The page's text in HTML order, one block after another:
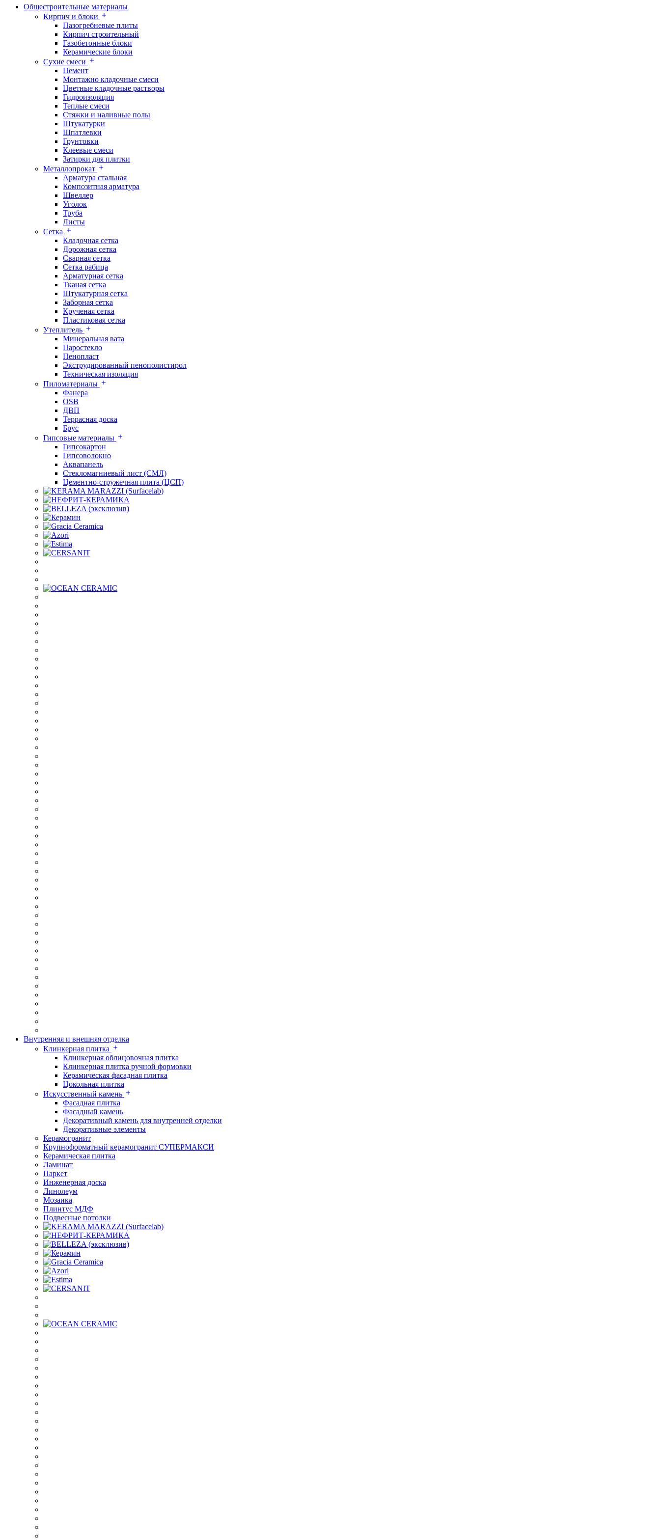
Общестроительные материалы
Кирпич и блоки
Пазогребневые плиты
Кирпич строительный
Газобетонные блоки
Керамические блоки
Сухие смеси
Цемент
Монтажно кладочные смеси
Цветные кладочные растворы
Гидроизоляция
Теплые смеси
Стяжки и наливные полы
Штукатурки
Шпатлевки
Грунтовки
Клеевые смеси
Затирки для плитки
Металлопрокат
Арматура стальная
Композитная арматура
Швеллер
Уголок
Труба
Листы
Сетка
Кладочная сетка
Дорожная сетка
Сварная сетка
Сетка рабица
Арматурная сетка
Тканая сетка
Штукатурная сетка
Заборная сетка
Крученая сетка
Пластиковая сетка
Утеплитель
Минеральная вата
Паростекло
Пенопласт
Экструдированный пенополистирол
Техническая изоляция
Пиломатериалы
Фанера
OSB
ДВП
Террасная доска
Брус
Гипсовые материалы
Гипсокартон
Гипсоволокно
Аквапанель
Стекломагниевый лист (СМЛ)
Цементно-стружечная плита (ЦСП)
Внутренняя и внешняя отделка
Клинкерная плитка
Клинкерная облицовочная плитка
Клинкерная плитка ручной формовки
Керамическая фасадная плитка
Цокольная плитка
Искусственный камень
Фасадная плитка
Фасадный камень
Декоративный камень для внутренней отделки
Декоративные элементы
Керамогранит
Крупноформатный керамогранит СУПЕРМАКСИ
Керамическая плитка
Ламинат
Паркет
Инженерная доска
Линолеум
Мозаика
Плинтус МДФ
Подвесные потолки